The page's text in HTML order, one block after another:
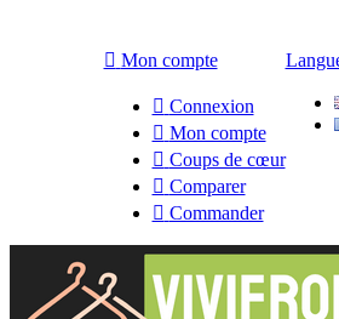
 Mon compte
 Connexion
 Mon compte
 Coups de cœur
 Comparer
 Commander